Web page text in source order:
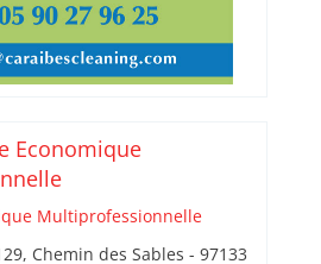
Economique
Multiprofessionnelle
Chemin des Sables - 97133